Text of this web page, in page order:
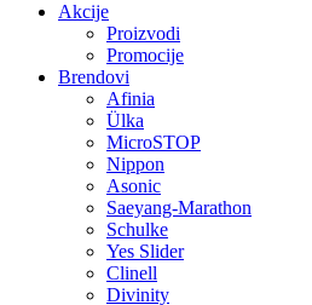
Akcije
Proizvodi
Promocije
Brendovi
Afinia
Ülka
MicroSTOP
Nippon
Asonic
Saeyang-Marathon
Schulke
Yes Slider
Clinell
Divinity